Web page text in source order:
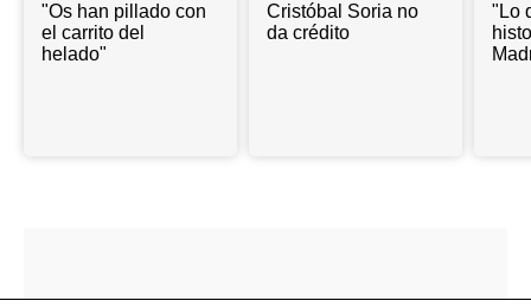
"Os han pillado con
el carrito del
helado"
Cristóbal Soria no
da crédito
"Lo